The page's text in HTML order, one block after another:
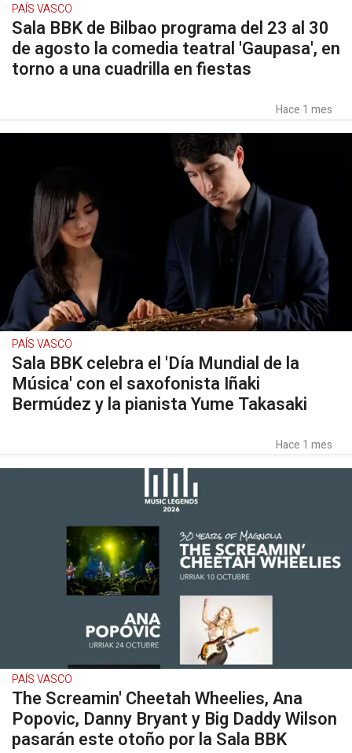
PAÍS VASCO
Sala BBK de Bilbao programa del 23 al 30
de agosto la comedia teatral 'Gaupasa', en
torno a una cuadrilla en fiestas
Hace 1 mes
PAÍS VASCO
Sala BBK celebra el 'Día Mundial de la
Música' con el saxofonista Iñaki
Bermúdez y la pianista Yume Takasaki
Hace 1 mes
PAÍS VASCO
The Screamin' Cheetah Wheelies, Ana
Popovic, Danny Bryant y Big Daddy Wilson
pasarán este otoño por la Sala BBK